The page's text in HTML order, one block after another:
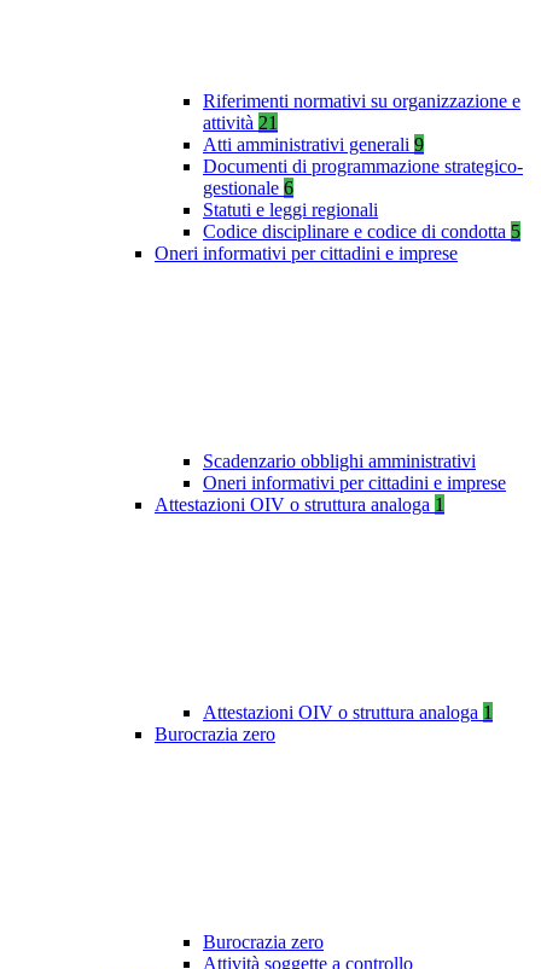
Riferimenti normativi su organizzazione e
attività 21
Atti amministrativi generali 9
Documenti di programmazione strategico-
gestionale 6
Statuti e leggi regionali
Codice disciplinare e codice di condotta 5
Oneri informativi per cittadini e imprese
Scadenzario obblighi amministrativi
Oneri informativi per cittadini e imprese
Attestazioni OIV o struttura analoga 1
Attestazioni OIV o struttura analoga 1
Burocrazia zero
Burocrazia zero
Attività soggette a controllo